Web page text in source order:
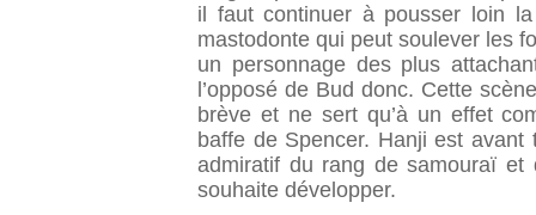
il faut continuer à pousser loin
mastodonte qui peut soulever les
un personnage des plus
l’opposé de Bud donc. Cette
brève et ne sert qu’à un effet
baffe de Spencer. Hanji est
admiratif du rang de samouraï et
souhaite développer.